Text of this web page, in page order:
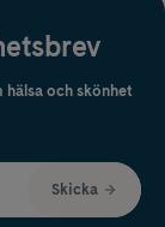
hälsa och skönhet
Skicka